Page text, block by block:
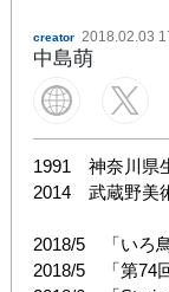
creator 2018.02.03
中島萌
1991　神奈川県
2014　武蔵野美
2018/5　「いろ
2018/5　「第74